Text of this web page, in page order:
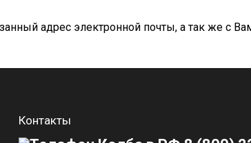
адрес электронной почты, а так же с
Контакты